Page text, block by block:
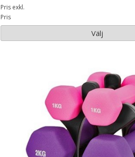
Pris exkl.
Pris
Välj